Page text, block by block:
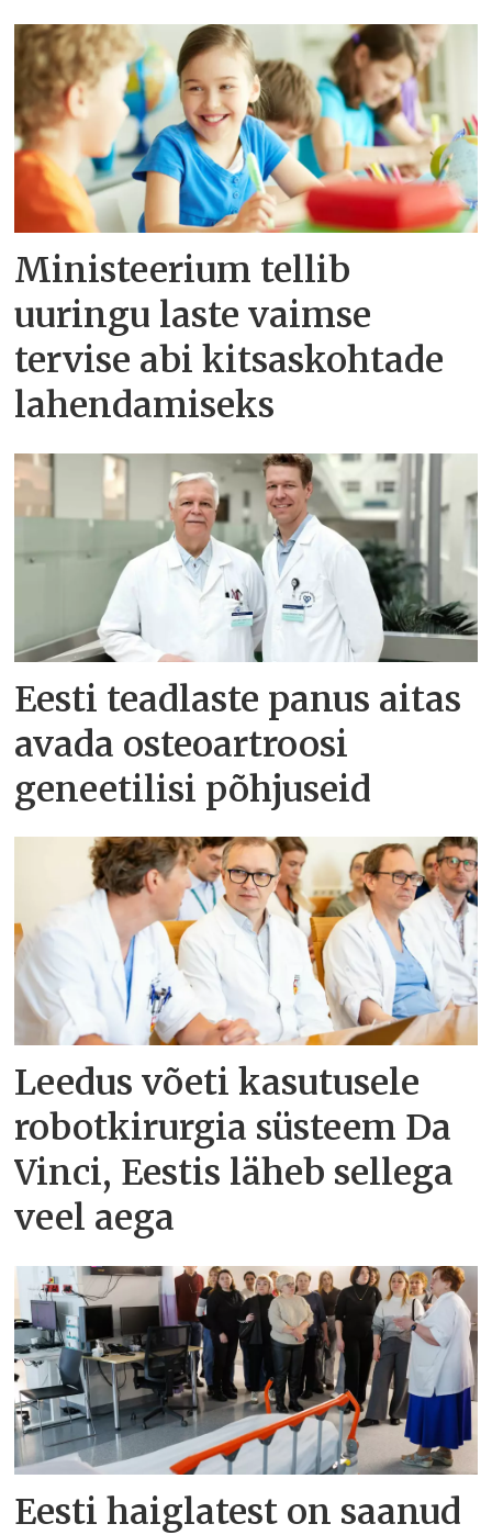
Ministeerium tellib
uuringu laste vaimse
tervise abi kitsaskohtade
lahendamiseks
Eesti teadlaste panus aitas
avada osteoartroosi
geneetilisi põhjuseid
Leedus võeti kasutusele
robotkirurgia süsteem Da
Vinci, Eestis läheb sellega
veel aega
Eesti haiglatest on saanud